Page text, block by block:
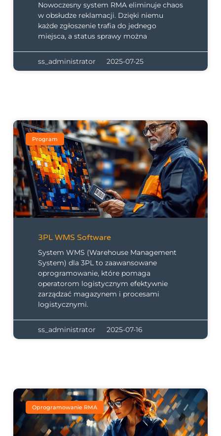
Nowoczesny system RMA eliminuje chaos
w obsłudze reklamacji. Dzięki niemu
każde zgłoszenie trafia do jednego
miejsca, a status sprawy można
ss_administrator 2025-07-25
Program
3PL WMS Software
System WMS (Warehouse Management
System) dla 3PL to zaawansowane
oprogramowanie, które pomaga
operatorom logistycznym efektywnie
zarządzać magazynem i procesami
logistycznymi.
ss_administrator 2025-07-16
Oprogramowanie RMA